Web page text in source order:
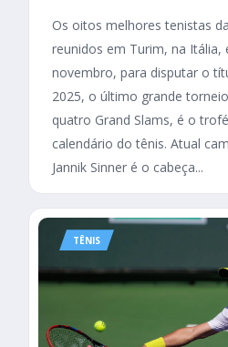
Os oitos melhores tenistas
reunidos em Turim, na Itália,
novembro, para disputar o
2025, o último grande
quatro Grand Slams, é o
calendário do tênis. Atual
Jannik Sinner é o cabeça...
TÊNIS